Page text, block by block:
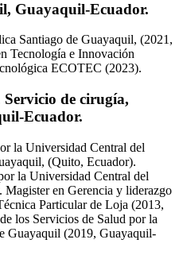
Guayaquil-Ecuador.
Santiago de Guayaquil, (2021,
Tecnología e Innovación
ECOTEC (2023).
Servicio de cirugía,
Ecuador.
la Universidad Central del
(Quito, Ecuador).
la Universidad Central del
en Gerencia y liderazgo
Particular de Loja (2013,
los Servicios de Salud por la
Guayaquil (2019, Guayaquil-